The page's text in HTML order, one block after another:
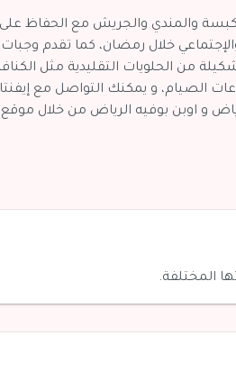
والمندي والجريش مع الحفاظ على
خلال رمضان، كما تقدم
من الحلويات التقليدية مثل
الصيام، و يمكنك التواصل مع
و اوبن بوفيه الرياض من خلال موقع
المختلفة.